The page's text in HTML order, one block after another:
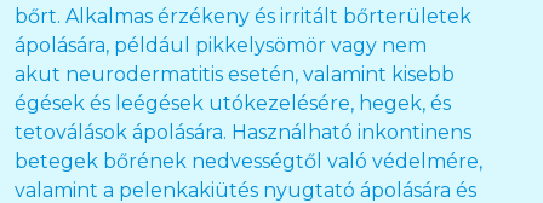
bőrt. Alkalmas érzékeny és irritált bőrterületek
ápolására, például pikkelysömör vagy nem
akut neurodermatitis esetén, valamint kisebb
égések és leégések utókezelésére, hegek, és
tetoválások ápolására. Használható inkontinens
betegek bőrének nedvességtől való védelmére,
valamint a pelenkakiütés nyugtató ápolására és